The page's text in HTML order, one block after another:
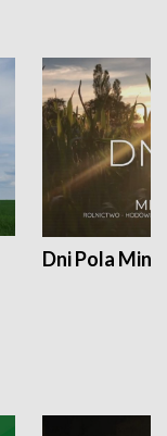
Dni Pola